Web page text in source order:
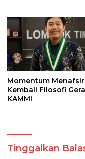
Momentum
Kembali Filosofi
KAMMI
Tinggalkan